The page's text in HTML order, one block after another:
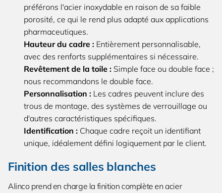
préférons l'acier inoxydable en raison de sa faible
porosité, ce qui le rend plus adapté aux applications
pharmaceutiques.
Hauteur du cadre : Entièrement personnalisable,
avec des renforts supplémentaires si nécessaire.
Revêtement de la toile : Simple face ou double face ;
nous recommandons le double face.
Personnalisation : Les cadres peuvent inclure des
trous de montage, des systèmes de verrouillage ou
d'autres caractéristiques spécifiques.
Identification : Chaque cadre reçoit un identifiant
unique, idéalement défini logiquement par le client.
Finition des salles blanches
Alinco prend en charge la finition complète en acier